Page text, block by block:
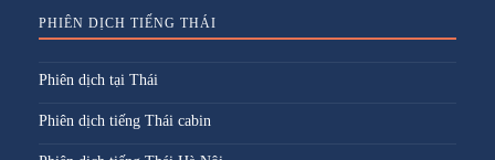
PHIÊN DỊCH TIẾNG THÁI
Phiên dịch tại Thái
Phiên dịch tiếng Thái cabin